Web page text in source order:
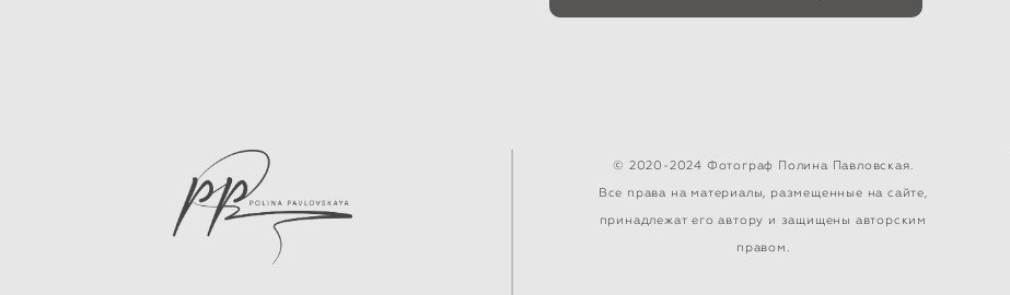
© 2020-2024 Фотограф Полина Павловская.
Все права на материалы, размещенные на сайте,
принадлежат его автору и защищены авторским
правом.